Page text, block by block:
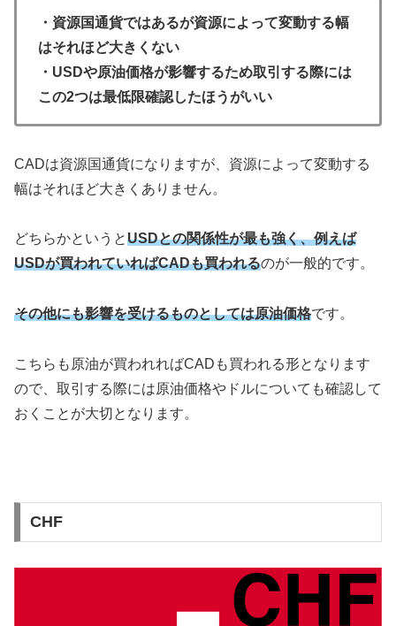
・資源国通貨ではあるが資源によって変動する幅
はそれほど大きくない
・USDや原油価格が影響するため取引する際には
この2つは最低限確認したほうがいい
CADは資源国通貨になりますが、資源によって変動する
幅はそれほど大きくありません。
どちらかというとUSDとの関係性が最も強く、例えば
USDが買われていればCADも買われるのが一般的です。
その他にも影響を受けるものとしては原油価格です。
こちらも原油が買われればCADも買われる形となります
ので、取引する際には原油価格やドルについても確認して
おくことが大切となります。
CHF